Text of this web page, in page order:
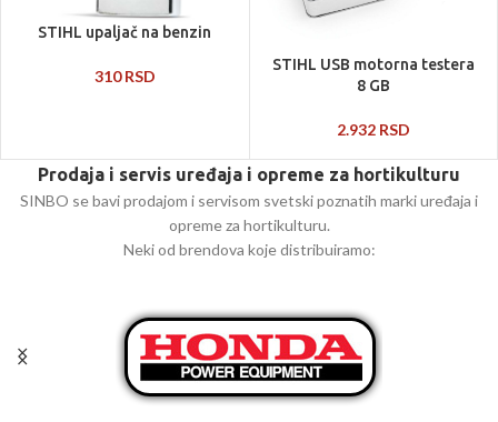
STIHL upaljač na benzin
310RSD
STIHL USB motorna testera
8 GB
2.932 RSD
Prodaja i servis uređaja i opreme za hortikulturu
SINBO se bavi prodajom i servisom svetski poznatih marki uređaja i
opreme za hortikulturu.
Neki od brendova koje distribuiramo: